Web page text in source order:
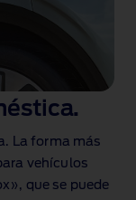
La forma más
vehículos
que se puede